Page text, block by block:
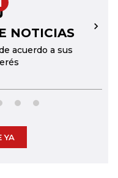
NOTICIAS
acuerdo a sus
→
YA